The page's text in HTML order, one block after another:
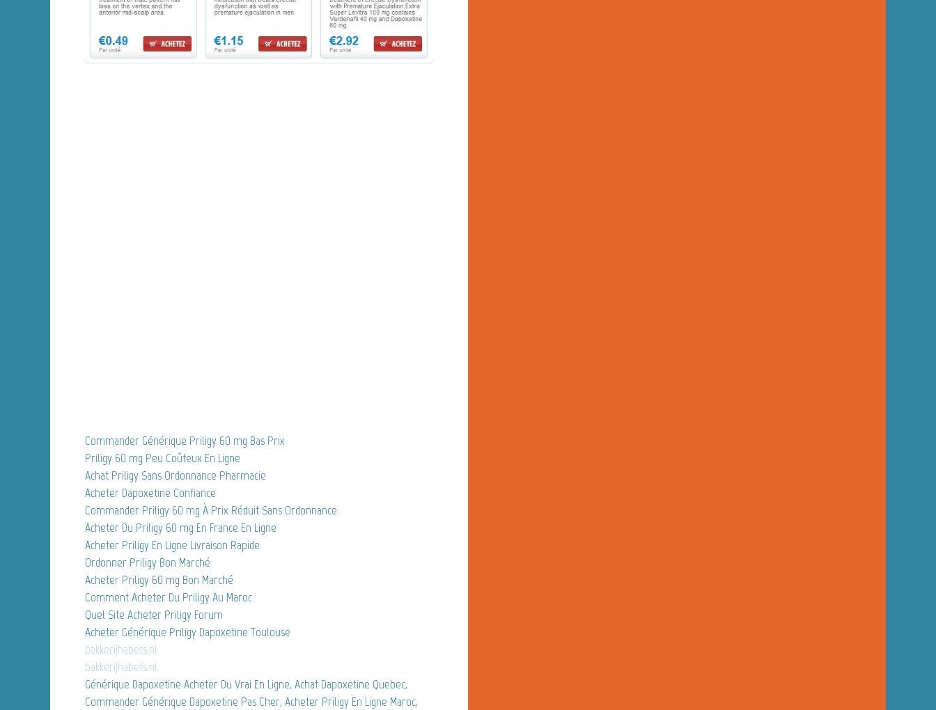
Commander Générique Priligy 60 mg Bas Prix
Priligy 60 mg Peu Coûteux En Ligne
Achat Priligy Sans Ordonnance Pharmacie
Acheter Dapoxetine Confiance
Commander Priligy 60 mg À Prix Réduit Sans Ordonnance
Acheter Du Priligy 60 mg En France En Ligne
Acheter Priligy En Ligne Livraison Rapide
Ordonner Priligy Bon Marché
Acheter Priligy 60 mg Bon Marché
Comment Acheter Du Priligy Au Maroc
Quel Site Acheter Priligy Forum
Acheter Générique Priligy Dapoxetine Toulouse
bakkerijhabets.nl
bakkerijhabets.nl
Générique Dapoxetine Acheter Du Vrai En Ligne, Achat Dapoxetine Quebec,
Commander Générique Dapoxetine Pas Cher, Acheter Priligy En Ligne Maroc,